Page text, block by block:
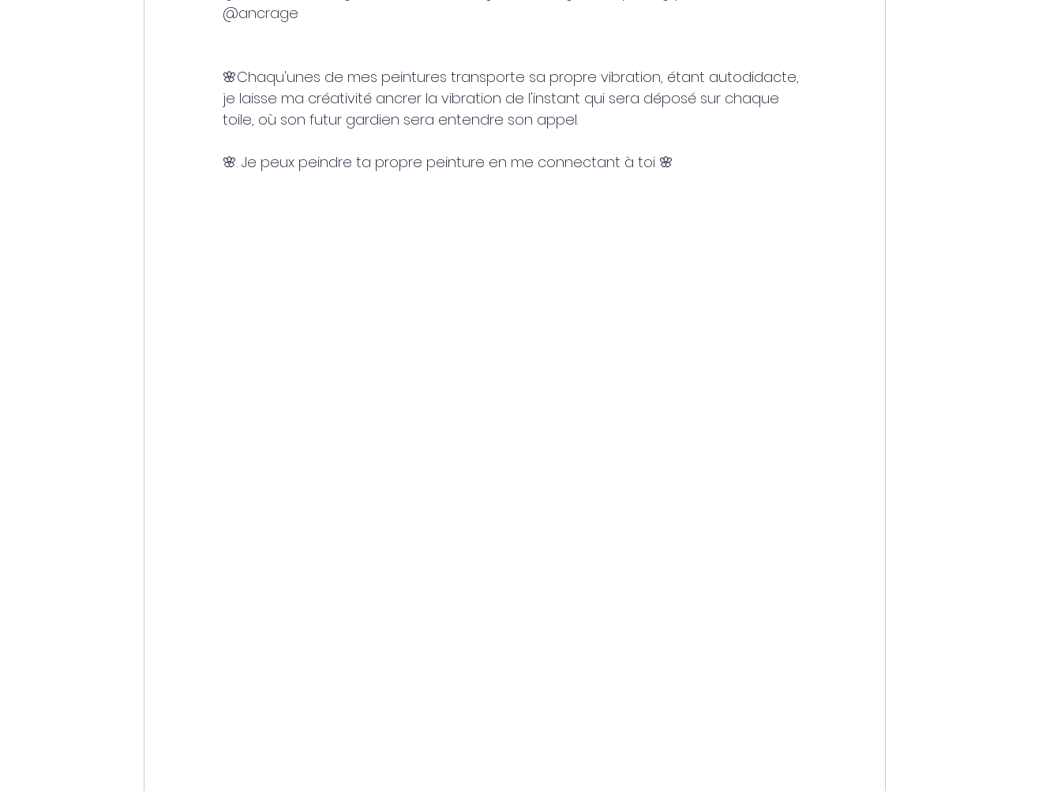
@ancrage
🌸Chaqu'unes de mes peintures transporte sa propre vibration, étant autodidacte,
je laisse ma créativité ancrer la vibration de l'instant qui sera déposé sur chaque
toile, où son futur gardien sera entendre son appel.
🌸. Je peux peindre ta propre peinture en me connectant à toi 🌸